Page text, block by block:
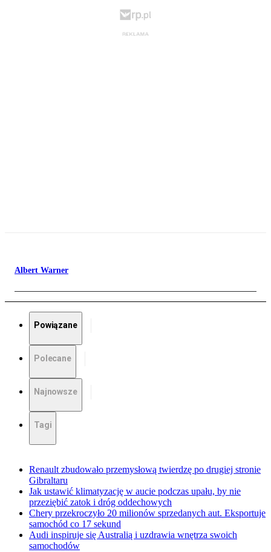
Albert Warner
Powiązane
Polecane
Najnowsze
Tagi
Renault zbudowało przemysłową twierdzę po drugiej stronie
Gibraltaru
Jak ustawić klimatyzację w aucie podczas upału, by nie
przeziębić zatok i dróg oddechowych
Chery przekroczyło 20 milionów sprzedanych aut. Eksportuje
samochód co 17 sekund
Audi inspiruje się Australią i uzdrawia wnętrza swoich
samochodów